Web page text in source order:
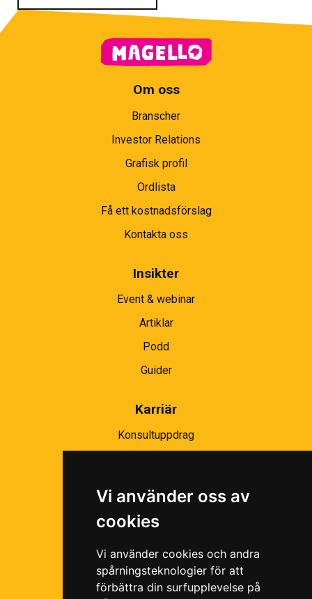
Vi använder oss av
cookies
Vi använder cookies och andra
spårningsteknologier för att
förbättra din surfupplevelse på
Om oss
Branscher
Investor Relations
Grafisk profil
Ordlista
Få ett kostnadsförslag
Kontakta oss
Insikter
Event & webinar
Artiklar
Podd
Guider
Karriär
Konsultuppdrag
Ramavtal